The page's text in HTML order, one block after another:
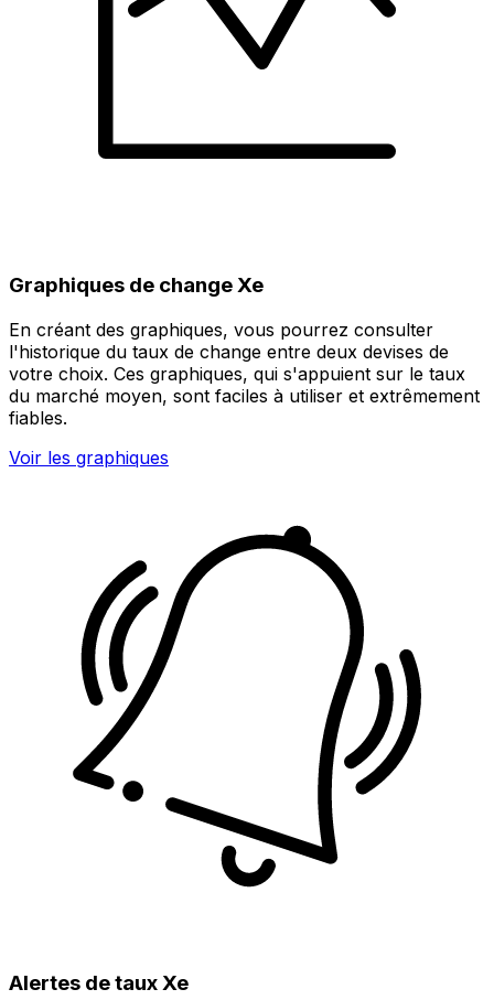
Graphiques de change Xe
En créant des graphiques, vous pourrez consulter
l'historique du taux de change entre deux devises de
votre choix. Ces graphiques, qui s'appuient sur le taux
du marché moyen, sont faciles à utiliser et extrêmement
fiables.
Voir les graphiques
Alertes de taux Xe